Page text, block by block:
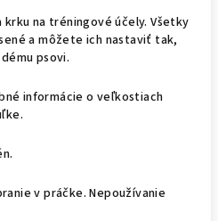
krku na tréningové účely. Všetky
a môžete ich nastaviť tak,
psovi.
informácie o veľkostiach
v práčke. Nepoužívanie